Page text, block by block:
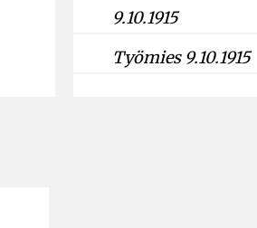
9.10.1915
Työmies 9.10.1915